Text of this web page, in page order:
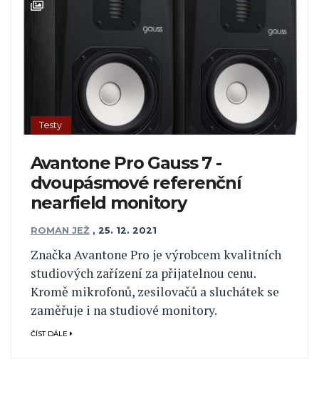
Testy
Avantone Pro Gauss 7 -
dvoupásmové referenční
nearfield monitory
ROMAN JEŽ , 25. 12. 2021
Značka Avantone Pro je výrobcem kvalitních
studiových zařízení za přijatelnou cenu.
Kromě mikrofonů, zesilovačů a sluchátek se
zaměřuje i na studiové monitory.
ČÍST DÁLE